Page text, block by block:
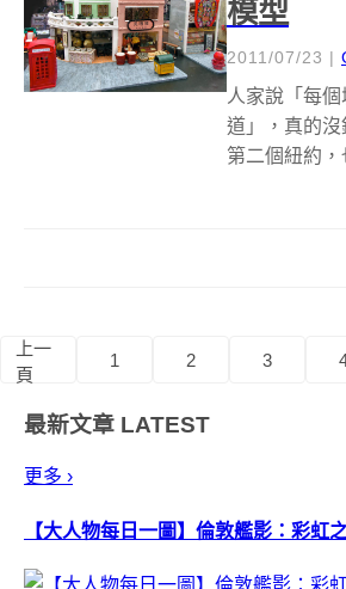
模型
2011/07/23 |
人家說「每
道」，真的
第二個紐約
上一
頁
1 2 3
最新文章 LATEST
更多 ›
【大人物每日一圖】倫敦艦影：彩虹